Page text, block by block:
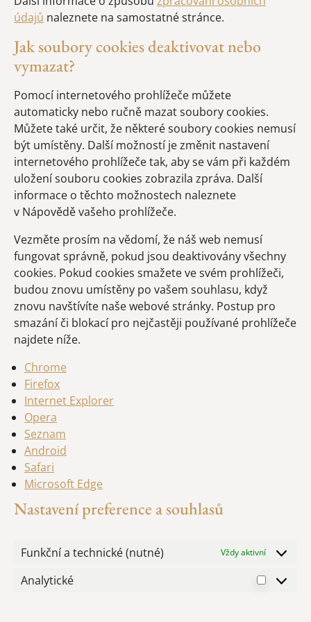
údajů naleznete na samostatné stránce.
Jak soubory cookies deaktivovat nebo
vymazat?
Pomocí internetového prohlížeče můžete
automaticky nebo ručně mazat soubory cookies.
Můžete také určit, že některé soubory cookies nemusí
být umístěny. Další možností je změnit nastavení
internetového prohlížeče tak, aby se vám při každém
uložení souboru cookies zobrazila zpráva. Další
informace o těchto možnostech naleznete
v Nápovědě vašeho prohlížeče.
Vezměte prosím na vědomí, že náš web nemusí
fungovat správně, pokud jsou deaktivovány všechny
cookies. Pokud cookies smažete ve svém prohlížeči,
budou znovu umístěny po vašem souhlasu, když
znovu navštívíte naše webové stránky. Postup pro
smazání či blokací pro nejčastěji používané prohlížeče
najdete níže.
Chrome
Firefox
Internet Explorer
Opera
Seznam
Android
Safari
Microsoft Edge
Nastavení preference a souhlasů
Funkční a technické (nutné) Vždy aktivní
Analytické